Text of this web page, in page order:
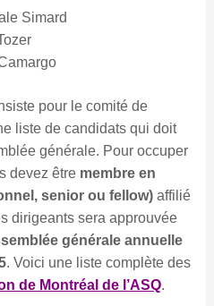
Simard
pour le comité de
liste de candidats qui doit
générale. Pour occuper
devez être membre en
senior ou fellow)affilié
dirigeants sera approuvée
générale annuelle
. Voici une liste complète des
de Montréal de l’ASQ.